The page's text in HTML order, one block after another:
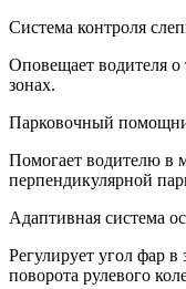
Система контроля
Оповещает водителя о
зонах.
Парковочный
Помогает водителю в
перпендикулярной
Адаптивная система
Регулирует угол фар
поворота рулевого